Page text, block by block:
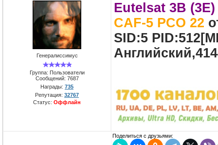
Генералиссимус
Группа: Пользователи
Сообщений: 7687
Награды: 735
Репутация: 32767
Статус: Оффлайн
Eutelsat 3B (3E)
CAF-5 PCO 22
SID:5
Поделиться с друзьями: